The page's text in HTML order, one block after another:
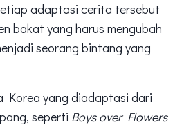
adaptasi cerita tersebut
bakat yang harus mengubah
seorang bintang yang
Korea yang diadaptasi dari
seperti Boys over Flowers